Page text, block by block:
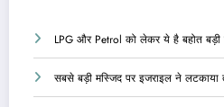
LPG और Petrol को लेकर ये है बहोत बड़ी
सबसे बड़ी मस्जिद पर इजराइल ने